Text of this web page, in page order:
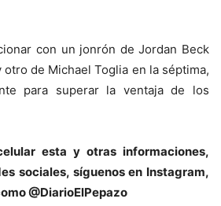
con un jonrón de Jordan Beck
de Michael Toglia en la séptima,
para superar la ventaja de los
esta y otras informaciones,
sociales, síguenos en Instagram,
@DiarioElPepazo